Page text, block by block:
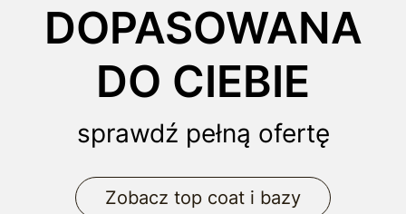
DOPASOWANA
DO CIEBIE
sprawdź pełną ofertę
Zobacz top coat i bazy